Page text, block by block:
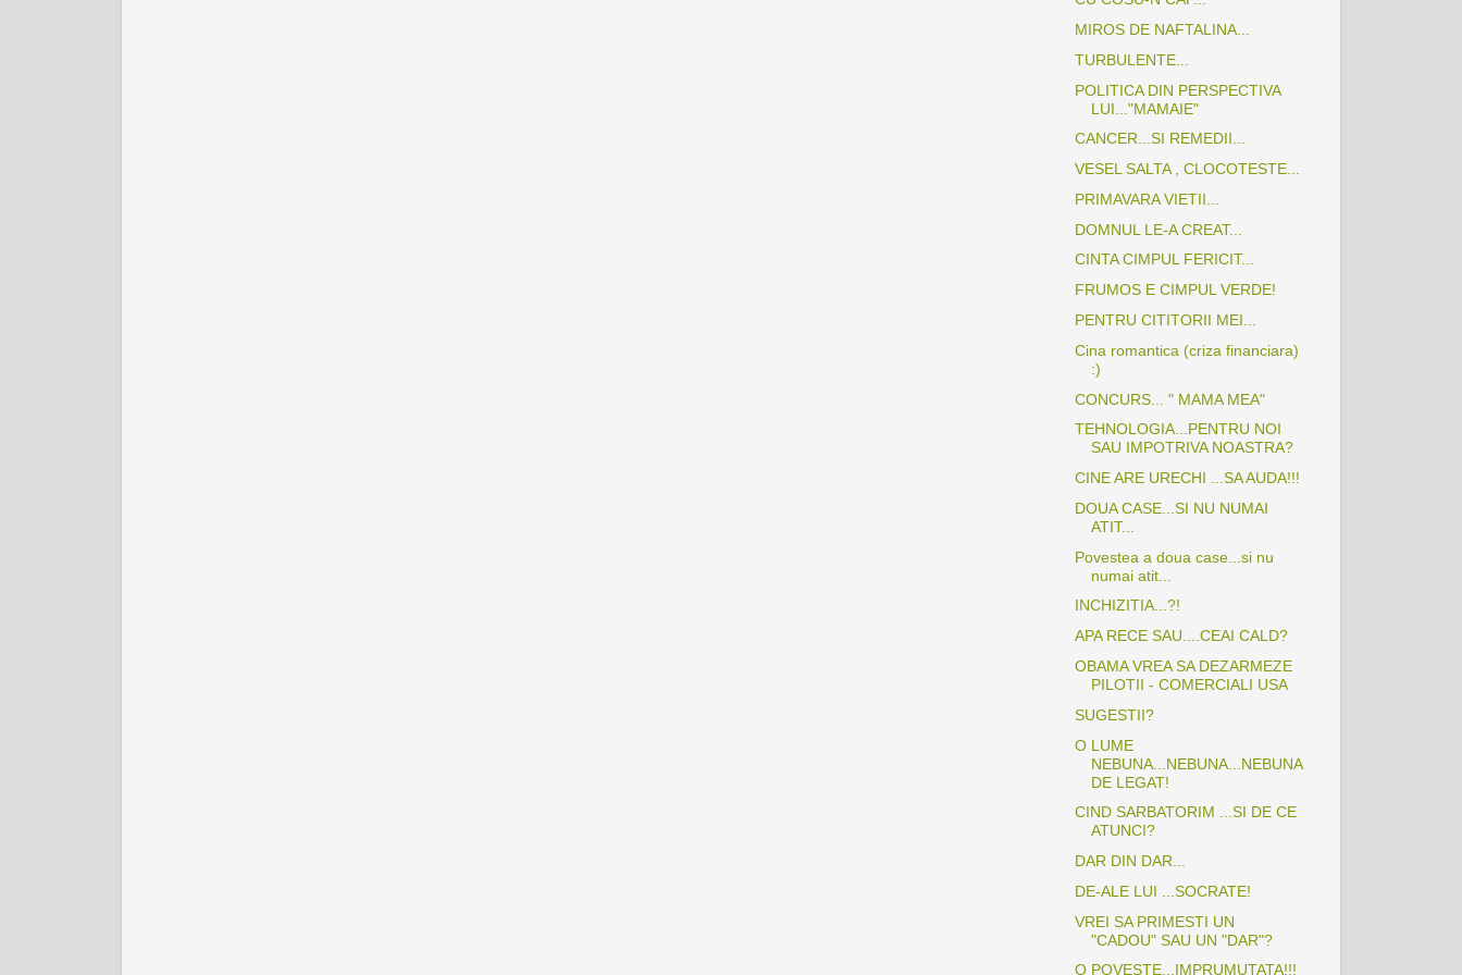
MIROS DE NAFTALINA...
TURBULENTE...
POLITICA DIN PERSPECTIVA
LUI..."MAMAIE"
CANCER...SI REMEDII...
VESEL SALTA , CLOCOTESTE...
PRIMAVARA VIETII...
DOMNUL LE-A CREAT...
CINTA CIMPUL FERICIT...
FRUMOS E CIMPUL VERDE!
PENTRU CITITORII MEI...
Cina romantica (criza financiara)
:)
CONCURS... " MAMA MEA"
TEHNOLOGIA...PENTRU NOI
SAU IMPOTRIVA NOASTRA?
CINE ARE URECHI ...SA AUDA!!!
DOUA CASE...SI NU NUMAI
ATIT...
Povestea a doua case...si nu
numai atit...
INCHIZITIA...?!
APA RECE SAU....CEAI CALD?
OBAMA VREA SA DEZARMEZE
PILOTII - COMERCIALI USA
SUGESTII?
O LUME
NEBUNA...NEBUNA...NEBUNA
DE LEGAT!
CIND SARBATORIM ...SI DE CE
ATUNCI?
DAR DIN DAR...
DE-ALE LUI ...SOCRATE!
VREI SA PRIMESTI UN
"CADOU" SAU UN "DAR"?
O POVESTE...IMPRUMUTATA!!!